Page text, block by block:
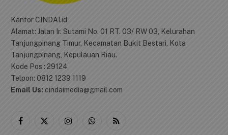
Kantor CINDAI.id
Alamat: Jalan Ir. Sutami No. 01 RT. 03/ RW 03, Kelurahan
Tanjungpinang Timur, Kecamatan Bukit Bestari, Kota
Tanjungpinang, Kepulauan Riau.
Kode Pos : 29124
Telpon: 0812 1239 1119
Email Us: cindaimedia@gmail.com
Facebook
X
InstagramWhatsApp
RSS